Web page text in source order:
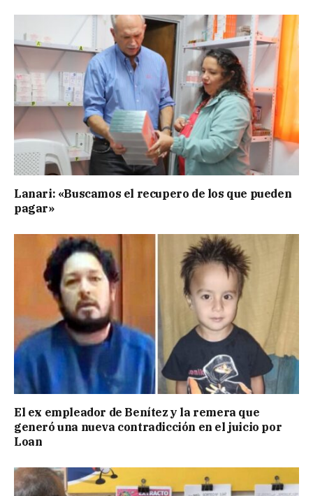
Lanari: «Buscamos el recupero de los que pueden
pagar»
El ex empleador de Benítez y la remera que
generó una nueva contradicción en el juicio por
Loan